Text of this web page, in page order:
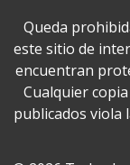
Queda
este sitio de
encuentran
Cualquier
publicados viola